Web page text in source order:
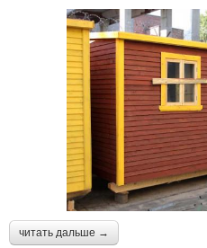
читать дальше →